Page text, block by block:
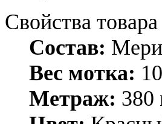
Свойства товара
Состав:
Вес мотка:
Метраж: 380